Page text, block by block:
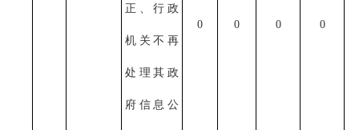
正、行政
机关不再
处理其政
府信息公
0 0 0 0